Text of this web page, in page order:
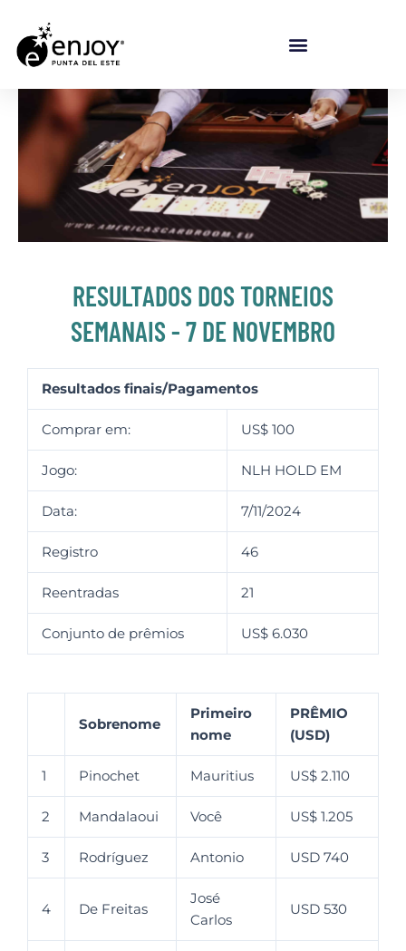
RESULTADOS DOS TORNEIOS
SEMANAIS - 7 DE NOVEMBRO
Resultados finais/Pagamentos
Comprar em: US$ 100
Jogo: NLH HOLD EM
Data: 7/11/2024
Registro 46
Reentradas 21
Conjunto de prêmios US$ 6.030
Sobrenome
Primeiro
nome
PRÊMIO
(USD)
1 Pinochet Mauritius US$ 2.110
2 Mandalaoui Você US$ 1.205
3 Rodríguez Antonio USD 740
4 De Freitas
José
Carlos
USD 530